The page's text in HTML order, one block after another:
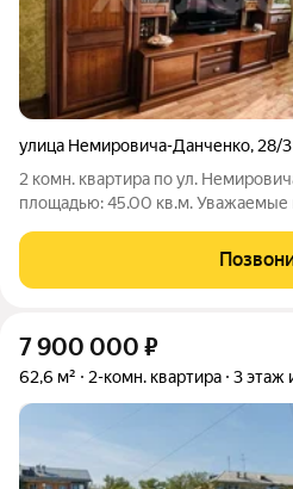
улица Немировича-Данченко, 28/3
2 комн. квартира по ул.
площадью: 45.00 кв.м. Уважаемые
45 квадратных метрах создано
пространство для комфортной
7 900 000 ₽
62,6 м² 2-комн. квартира 3 этаж